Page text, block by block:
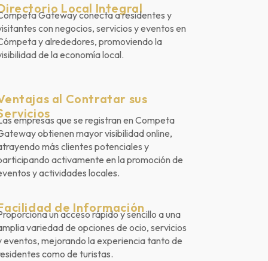
Local Integral
Gateway conecta a residentes y
con negocios, servicios y eventos en
y alrededores, promoviendo la
de la economía local.
al Contratar sus
empresas que se registran en Competa
obtienen mayor visibilidad online,
más clientes potenciales y
activamente en la promoción de
y actividades locales.
de Información
un acceso rápido y sencillo a una
variedad de opciones de ocio, servicios
eventos, mejorando la experiencia tanto de
como de turistas.